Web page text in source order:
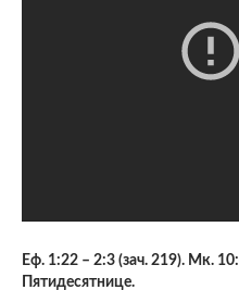
Еф. 1:22 – 2:3 (зач. 219). Мк.
Пятидесятнице.